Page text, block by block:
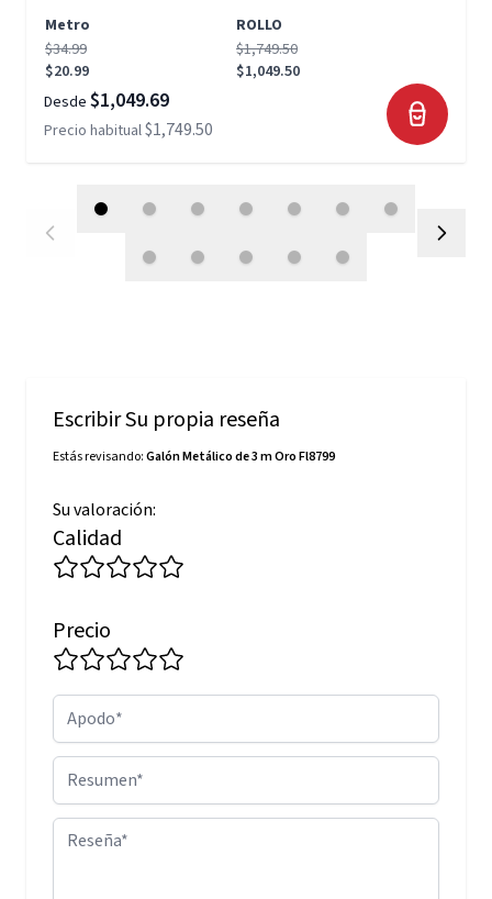
Metro
ROLLO
$34.99
$20.99
$1,749.50
$1,049.50
Desde $1,049.69
Precio habitual$1,749.50
Escribir Su propia reseña
Estás revisando:Galón Metálico de 3 m Oro Fl8799
Su valoración:
Calidad
Precio
Apodo
Resumen
Reseña